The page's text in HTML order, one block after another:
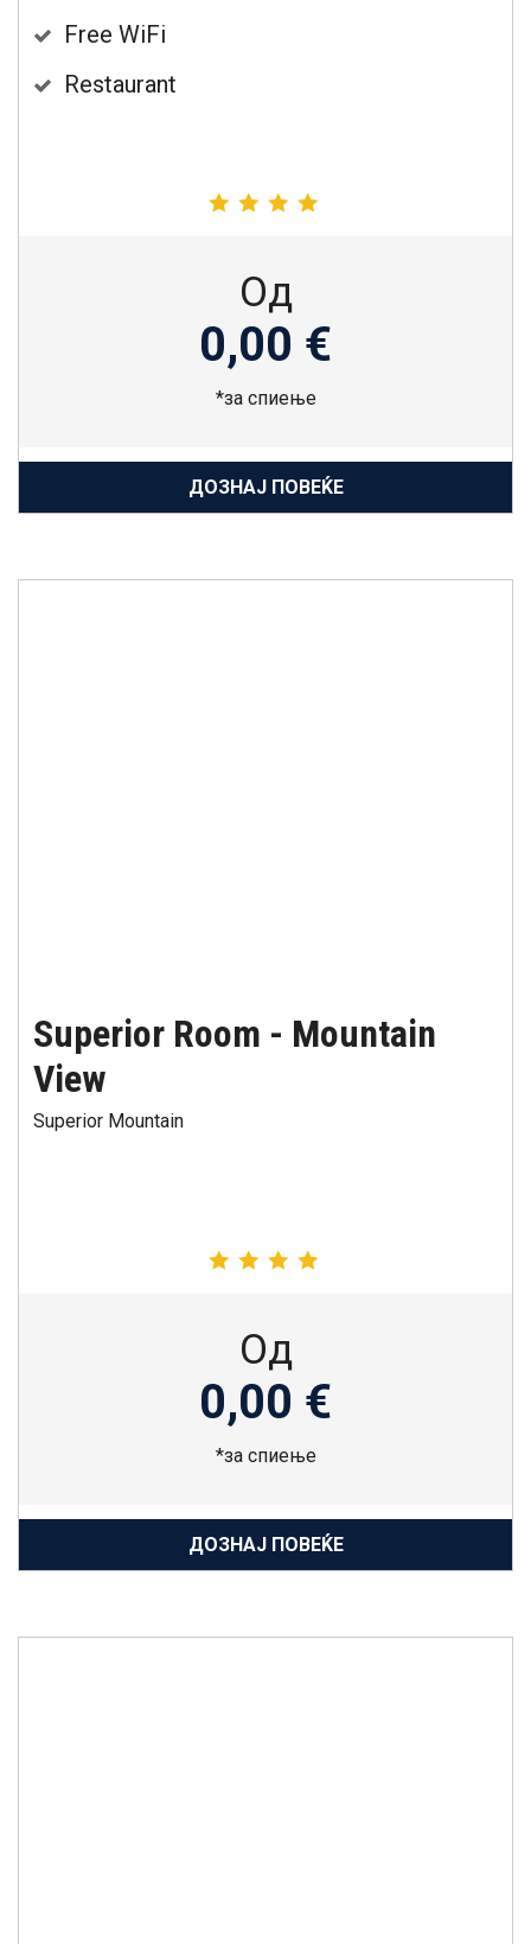
Free WiFi
Restaurant
Од
0,00 €
*за спиење
ДОЗНАЈ ПОВЕЌЕ
Superior Room - Mountain
View
Superior Mountain
Од
0,00 €
*за спиење
ДОЗНАЈ ПОВЕЌЕ